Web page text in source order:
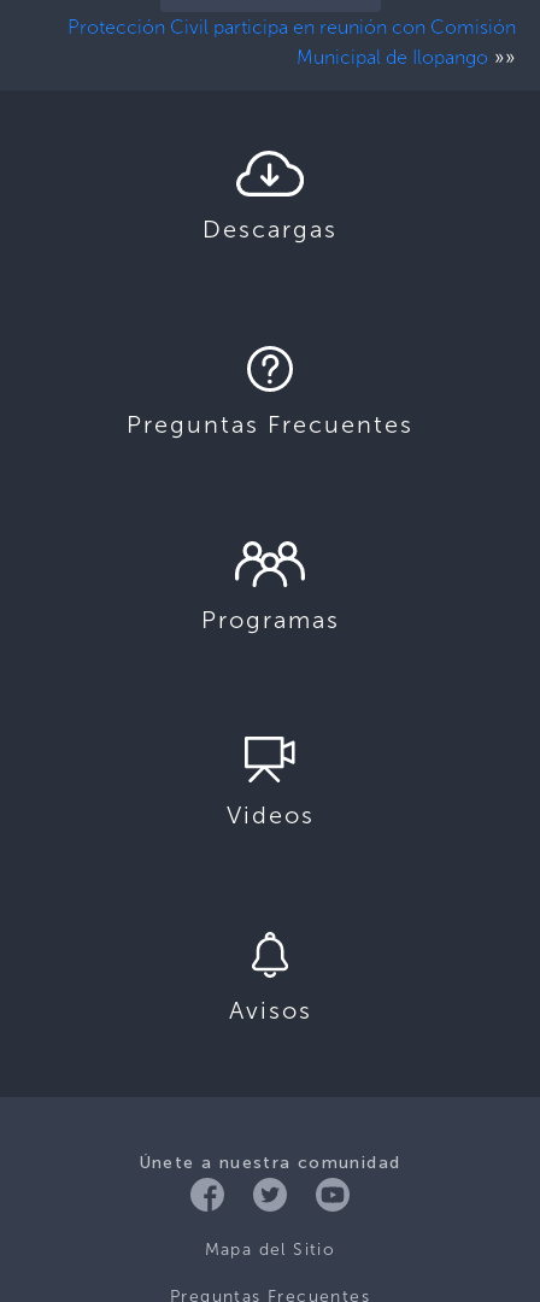
Protección Civil participa en reunión con Comisión
Municipal de Ilopango »»
Descargas
Preguntas Frecuentes
Programas
Videos
Avisos
Únete a nuestra comunidad
Mapa del Sitio
Preguntas Frecuentes